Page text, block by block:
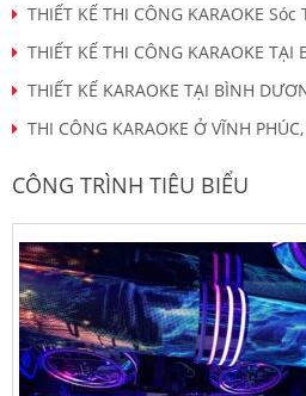
THIẾT KẾ THI CÔNG KARAOKE
THIẾT KẾ THI CÔNG KARAOKE TẠI
THIẾT KẾ KARAOKE TẠI BÌNH
THI CÔNG KARAOKE Ở VĨNH
CÔNG TRÌNH TIÊU BIỂU